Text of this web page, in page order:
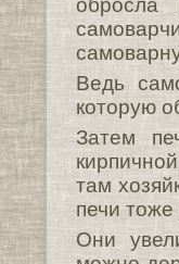
обросла
Ведь
которую
Затем
там
печи
Они